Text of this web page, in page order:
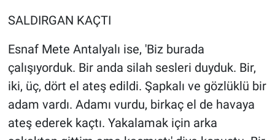
SALDIRGAN KAÇTI
Esnaf Mete Antalyalı ise, 'Biz burada
çalışıyorduk. Bir anda silah sesleri duyduk. Bir,
iki, üç, dört el ateş edildi. Şapkalı ve gözlüklü bir
adam vardı. Adamı vurdu, birkaç el de havaya
ateş ederek kaçtı. Yakalamak için arka